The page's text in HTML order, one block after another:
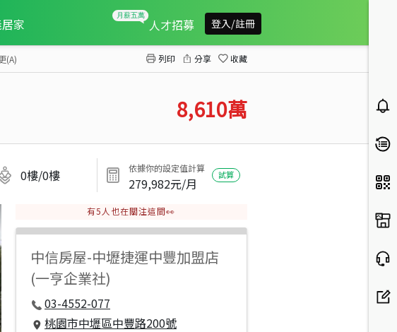
家 人才招募 登入/註冊
(A) 列印 分享 收藏
8,610萬
0樓/0樓 依據你的設定值計算
279,982元/月
試算
有5 人也在關注這間👀
中信房屋-中壢捷運中豐加盟店
(一亨企業社)
03-4552-077
桃園市中壢區中豐路200號